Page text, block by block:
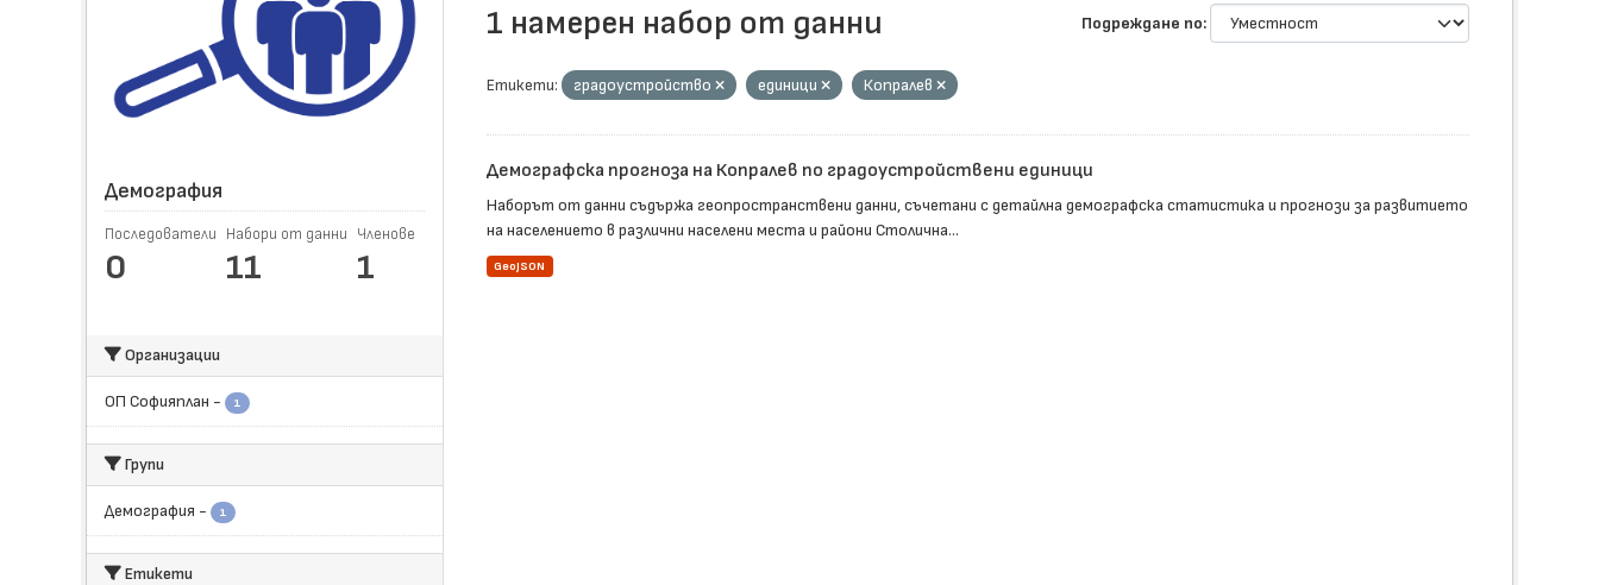
Демография
Последователи
0
Набори от данни
11
Членове
1
Организации
ОП Софияплан - 1
Групи
Демография - 1
Етикети
Подреждане по
1 намерен набор от данни
Етикети: градоустройство единици Копралев
Демографска прогноза на Копралев по градоустройствени единици
Наборът от данни съдържа геопространствени данни, съчетани с детайлна демографска статистика и прогнози за развитието
на населението в различни населени места и райони Столична...
GeoJSON